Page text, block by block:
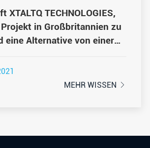
XTALTQ TECHNOLOGIES,
in Großbritannien zu
eine Alternative von einer
nicht erfüllen
MEHR WISSEN
